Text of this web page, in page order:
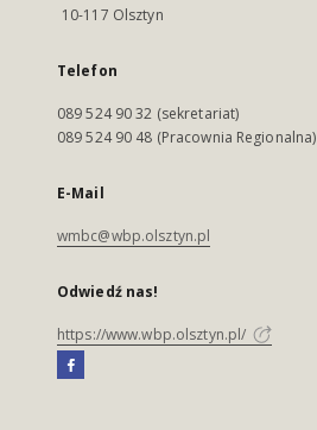
10-117 Olsztyn
Telefon
089 524 90 32 (sekretariat)
089 524 90 48 (Pracownia Regionalna)
E-Mail
wmbc@wbp.olsztyn.pl
Odwiedź nas!
https://www.wbp.olsztyn.pl/